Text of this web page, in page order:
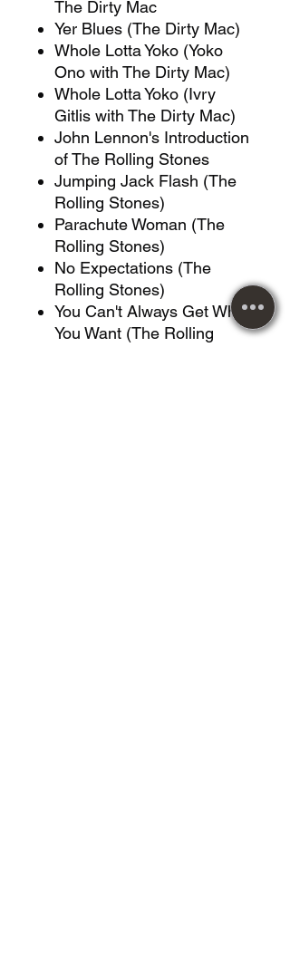
The Dirty Mac
Yer Blues (The Dirty Mac)
Whole Lotta Yoko (Yoko
Ono with The Dirty Mac)
Whole Lotta Yoko (Ivry
Gitlis with The Dirty Mac)
John Lennon's Introduction
of The Rolling Stones
Jumping Jack Flash (The
Rolling Stones)
Parachute Woman (The
Rolling Stones)
No Expectations (The
Rolling Stones)
You Can't Always Get What
You Want (The Rolling